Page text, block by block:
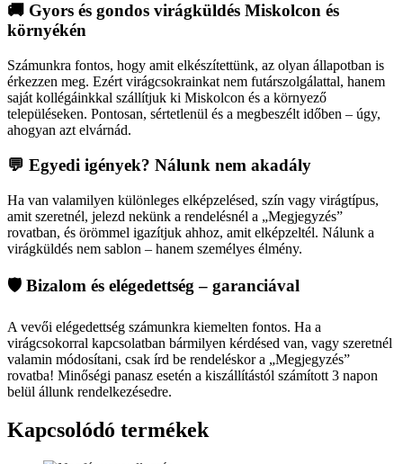
🚚 Gyors és gondos virágküldés Miskolcon és
környékén
Számunkra fontos, hogy amit elkészítettünk, az olyan állapotban is
érkezzen meg. Ezért virágcsokrainkat nem futárszolgálattal, hanem
saját kollégáinkkal szállítjuk ki Miskolcon és a környező
településeken. Pontosan, sértetlenül és a megbeszélt időben – úgy,
ahogyan azt elvárnád.
💬 Egyedi igények? Nálunk nem akadály
Ha van valamilyen különleges elképzelésed, szín vagy virágtípus,
amit szeretnél, jelezd nekünk a rendelésnél a „Megjegyzés”
rovatban, és örömmel igazítjuk ahhoz, amit elképzeltél. Nálunk a
virágküldés nem sablon – hanem személyes élmény.
🛡️ Bizalom és elégedettség – garanciával
A vevői elégedettség számunkra kiemelten fontos. Ha a
virágcsokorral kapcsolatban bármilyen kérdésed van, vagy szeretnél
valamin módosítani, csak írd be rendeléskor a „Megjegyzés”
rovatba! Minőségi panasz esetén a kiszállítástól számított 3 napon
belül állunk rendelkezésedre.
Kapcsolódó termékek